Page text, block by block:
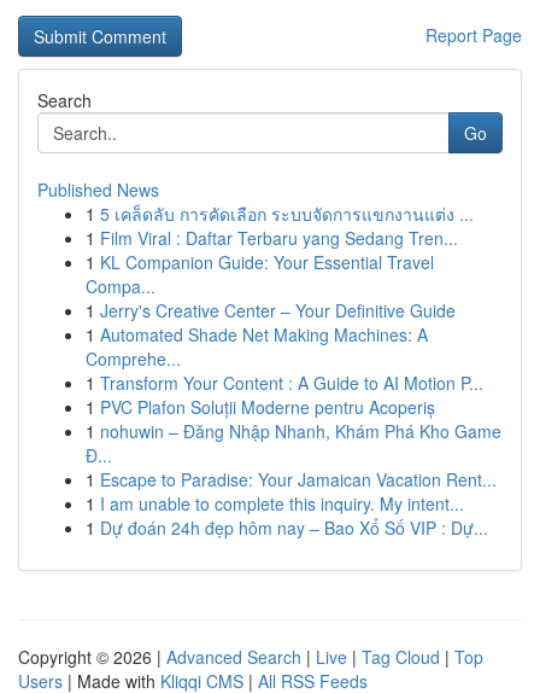
Report Page
Search
Go
Published News
1 5 เคล็ดลับ การคัดเลือก ระบบจัดการแขกงานแต่ง ...
1 Film Viral : Daftar Terbaru yang Sedang Tren...
1 KL Companion Guide: Your Essential Travel
Compa...
1 Jerry's Creative Center – Your Definitive Guide
1 Automated Shade Net Making Machines: A
Comprehe...
1 Transform Your Content : A Guide to AI Motion P...
1 PVC Plafon Soluții Moderne pentru Acoperiș
1 nohuwin – Đăng Nhập Nhanh, Khám Phá Kho Game
Đ...
1 Escape to Paradise: Your Jamaican Vacation Rent...
1 I am unable to complete this inquiry. My intent...
1 Dự đoán 24h đẹp hôm nay – Bao Xổ Số VIP : Dự...
Copyright © 2026 | Advanced Search | Live | Tag Cloud | Top
Users | Made with Kliqqi CMS | All RSS Feeds